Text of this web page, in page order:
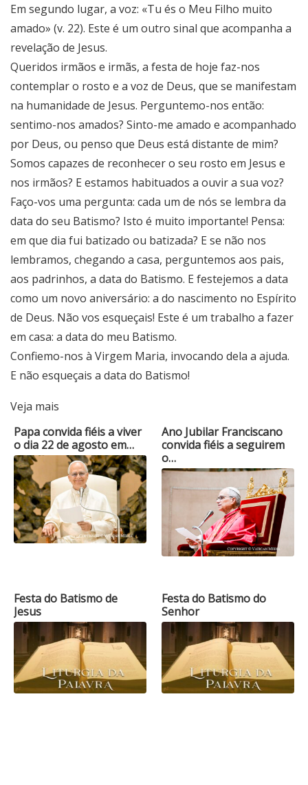
Em segundo lugar, a voz: «Tu és o Meu Filho muito
amado» (v. 22). Este é um outro sinal que acompanha a
revelação de Jesus.
Queridos irmãos e irmãs, a festa de hoje faz-nos
contemplar o rosto e a voz de Deus, que se manifestam
na humanidade de Jesus. Perguntemo-nos então:
sentimo-nos amados? Sinto-me amado e acompanhado
por Deus, ou penso que Deus está distante de mim?
Somos capazes de reconhecer o seu rosto em Jesus e
nos irmãos? E estamos habituados a ouvir a sua voz?
Faço-vos uma pergunta: cada um de nós se lembra da
data do seu Batismo? Isto é muito importante! Pensa:
em que dia fui batizado ou batizada? E se não nos
lembramos, chegando a casa, perguntemos aos pais,
aos padrinhos, a data do Batismo. E festejemos a data
como um novo aniversário: a do nascimento no Espírito
de Deus. Não vos esqueçais! Este é um trabalho a fazer
em casa: a data do meu Batismo.
Confiemo-nos à Virgem Maria, invocando dela a ajuda.
E não esqueçais a data do Batismo!
Veja mais
Papa convida fiéis a viver
o dia 22 de agosto em…
Ano Jubilar Franciscano
convida fiéis a seguirem
o…
Festa do Batismo de
Jesus
Festa do Batismo do
Senhor